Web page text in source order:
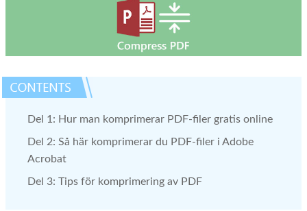
Del 1: Hur man komprimerar PDF-filer gratis online
Del 2: Så här komprimerar du PDF-filer i Adobe
Acrobat
Del 3: Tips för komprimering av PDF